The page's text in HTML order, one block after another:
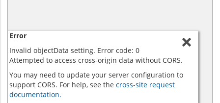
Error
Invalid objectData setting. Error code: 0
Attempted to access cross-origin data without CORS.
You may need to update your server configuration to
support CORS. For help, see the cross-site request
documentation.